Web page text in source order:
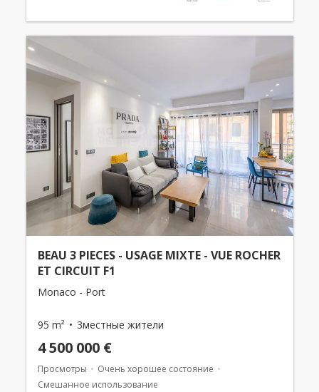
BEAU 3 PIECES - USAGE MIXTE - VUE ROCHER
ET CIRCUIT F1
Monaco - Port
95 m² 3местные жители
4 500 000 €
Просмотры
Очень хорошее состояние
Смешанное использование